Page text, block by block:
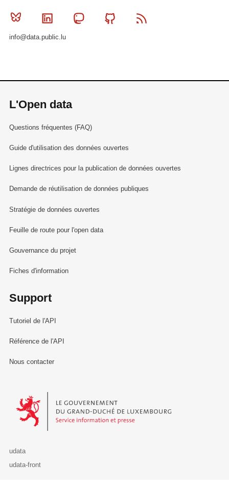
Bluesky Linkedin MastodonGithub
info@data.public.lu
L'Open data
Questions fréquentes (FAQ)
Guide d'utilisation des données ouvertes
Lignes directrices pour la publication de données ouvertes
Demande de réutilisation de données publiques
Stratégie de données ouvertes
Feuille de route pour l'open data
Gouvernance du projet
Fiches d'information
Support
Tutoriel de l'API
Référence de l'API
Nous contacter
Le Gouvernement du Grand-Duché de Luxembourg - Service
udata
udata-front